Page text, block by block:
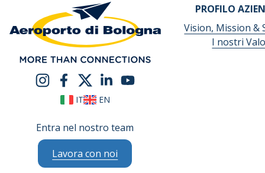
IT EN
Entra nel nostro team
Lavora con noi
PROFILO
Vision, Mission &
I nostri